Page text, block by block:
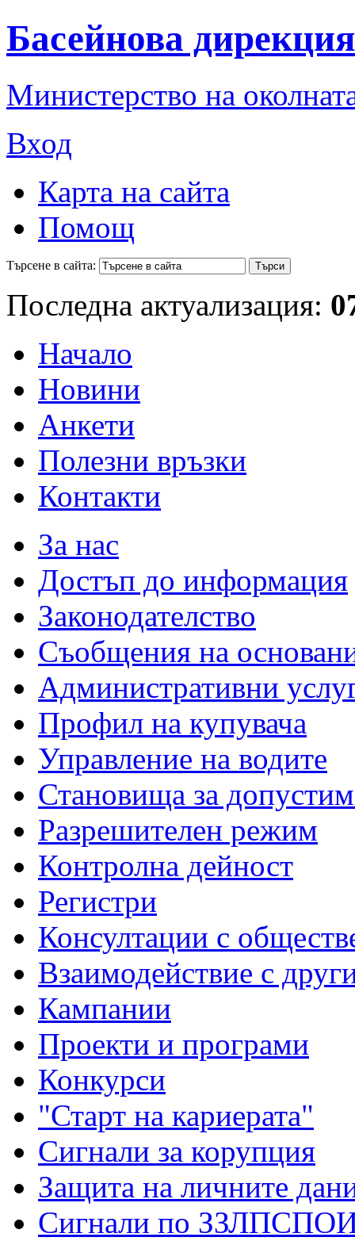
Басейнова
Министерство на
Вход
Карта на сайта
Помощ
Търсене в сайта:
Последна актуализация:
Начало
Новини
Анкети
Полезни връзки
Контакти
За нас
Достъп до информация
Законодателство
Съобщения на
Административни
Профил на купувача
Управление на водите
Становища за
Разрешителен режим
Контролна дейност
Регистри
Консултации с
Взаимодействие с
Кампании
Проекти и програми
Конкурси
"Старт на кариерата"
Сигнали за корупция
Защита на личните
Сигнали по